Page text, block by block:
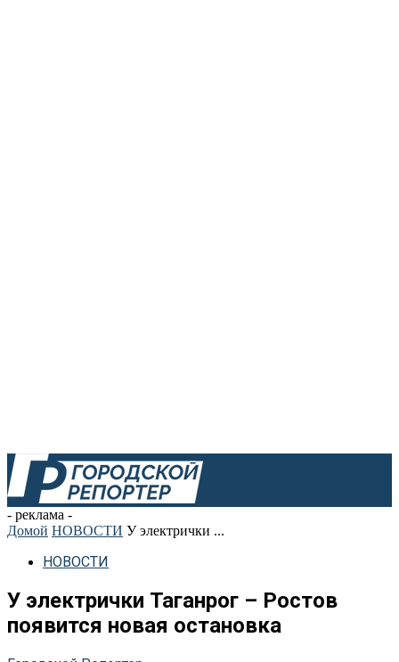
- реклама -
Домой НОВОСТИ У электрички ...
НОВОСТИ
У электрички Таганрог – Ростов
появится новая остановка